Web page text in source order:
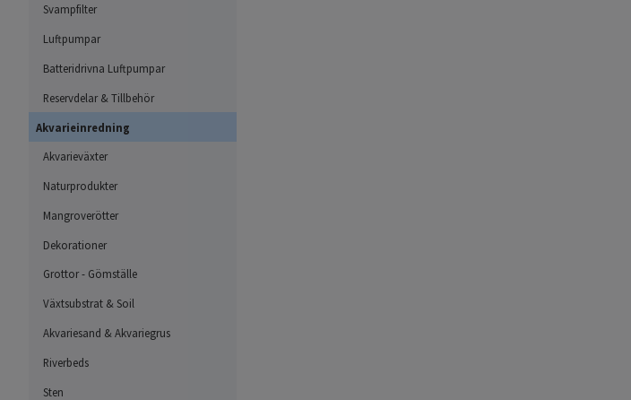
Svampfilter
Luftpumpar
Batteridrivna Luftpumpar
Reservdelar & Tillbehör
Akvarieinredning
Akvarieväxter
Naturprodukter
Mangroverötter
Dekorationer
Grottor - Gömställe
Växtsubstrat & Soil
Akvariesand & Akvariegrus
Riverbeds
Sten